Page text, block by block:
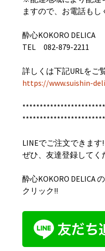
ますので、お電話もし
酔心KOKORO DELICA
TEL 082-879-2211
詳しくは下記URLを
https://www.suishin-
LINEでご注文できま
ぜひ、友達登録してく
酔心KOKORO DELICA
クリック!!